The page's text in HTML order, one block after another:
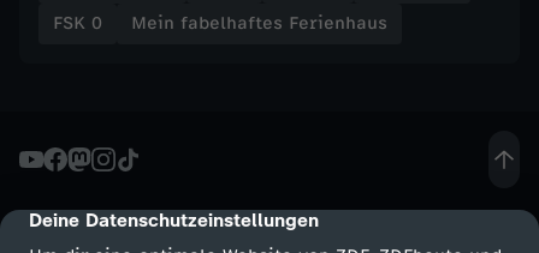
cmp-dialog-description
Deine Datenschutzeinstellungen
n
m
i
FSK 0
Mein fabelhaftes Ferienhaus